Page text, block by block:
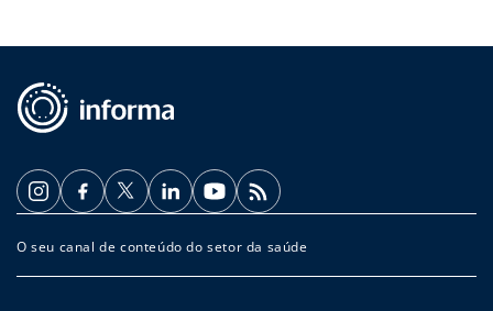
O seu canal de conteúdo do setor da saúde